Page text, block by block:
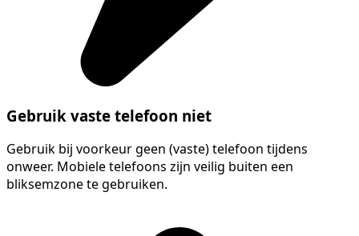
Gebruik vaste telefoon niet
Gebruik bij voorkeur geen (vaste) telefoon tijdens
onweer. Mobiele telefoons zijn veilig buiten een
bliksemzone te gebruiken.